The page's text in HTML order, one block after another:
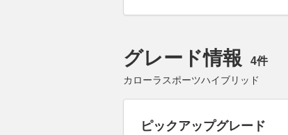
グレード情報 4件
カローラスポーツハイブリッド
ピックアップグレード